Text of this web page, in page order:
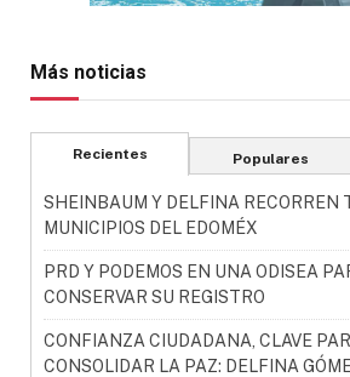
Más noticias
Recientes Populares
SHEINBAUM Y DELFINA RECORREN
MUNICIPIOS DEL EDOMÉX
PRD Y PODEMOS EN UNA ODISEA
CONSERVAR SU REGISTRO
CONFIANZA CIUDADANA, CLAVE
CONSOLIDAR LA PAZ: DELFINA